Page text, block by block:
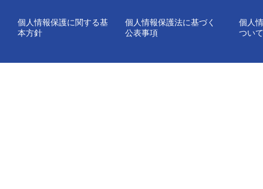
個人情報保護に関する基
本方針
個人情報保護法に基づく
公表事項
個人
ついて